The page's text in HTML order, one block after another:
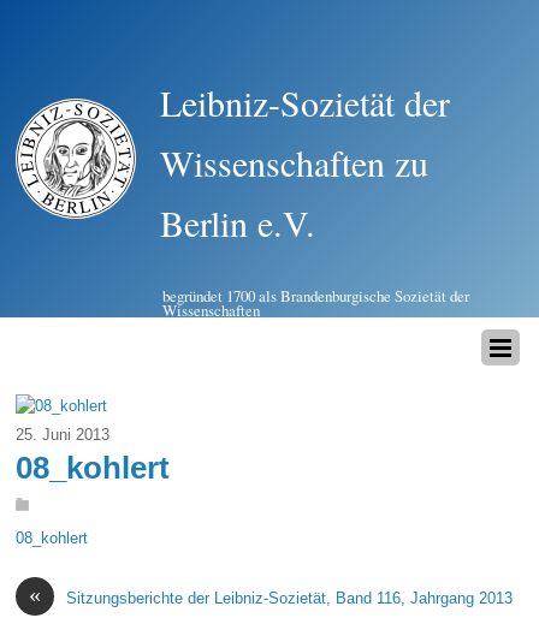
Leibniz-Sozietät der
Wissenschaften zu
Berlin e.V.
begründet 1700 als Brandenburgische Sozietät der
Wissenschaften
25. Juni 2013
08_kohlert
08_kohlert
« Sitzungsberichte der Leibniz-Sozietät, Band 116, Jahrgang 2013